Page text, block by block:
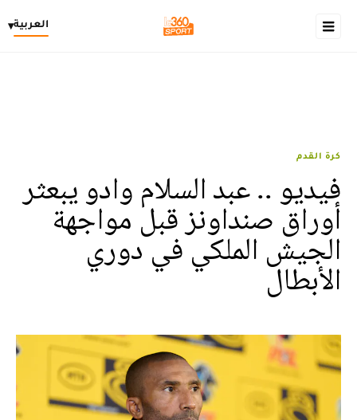
العربية▾
كرة القدم
فيديو .. عبد السلام وادو يبعثر
أوراق صنداونز قبل مواجهة
الجيش الملكي في دوري
الأبطال